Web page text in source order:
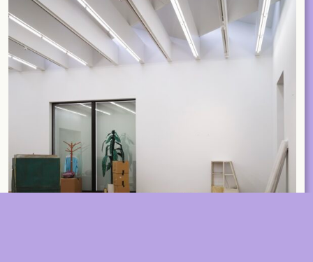
LIBRARY
MAGAZINES
EVENTS
ABOUT
ACCOUNT
EN
2026 © A+ Architects in Belgium
Conditions générales de vente
Politique de confidentialité